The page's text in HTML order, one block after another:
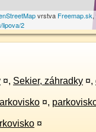
vrstva Freemap.sk
lipova/2
¤, Sekier, záhradky ¤,
¤,
¤